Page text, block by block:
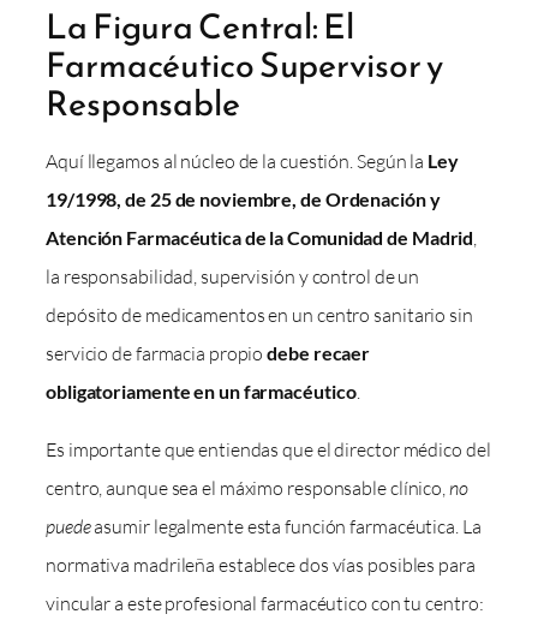
La Figura Central: El
Farmacéutico Supervisor y
Responsable
Aquí llegamos al núcleo de la cuestión. Según la Ley
19/1998, de 25 de noviembre, de Ordenación y
Atención Farmacéutica de la Comunidad de Madrid,
la responsabilidad, supervisión y control de un
depósito de medicamentos en un centro sanitario sin
servicio de farmacia propiodebe recaer
obligatoriamente en un farmacéutico.
Es importante que entiendas que el director médico del
centro, aunque sea el máximo responsable clínico,no
puedeasumir legalmente esta función farmacéutica. La
normativa madrileña establece dos vías posibles para
vincular a este profesional farmacéutico con tu centro: